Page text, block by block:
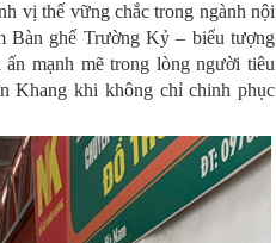
vị thế vững chắc trong ngành nội
Bàn ghế Trường Kỷ – biểu tượng
mạnh mẽ trong lòng người tiêu
Khang khi không chỉ chinh phục